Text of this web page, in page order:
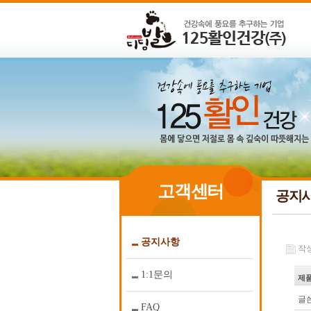
고객센터
공지사항
1:1문의
FAQ
공지
작
제
글